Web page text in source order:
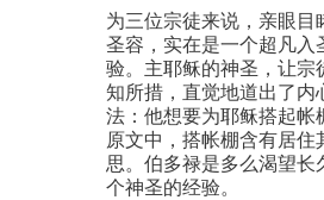
为三位宗徒来说，亲眼目
圣容，实在是一个超凡入
验。主耶稣的神圣，让宗
知所措，直觉地道出了内
法：他想要为耶稣搭起帐
原文中，搭帐棚含有居住
思。伯多禄是多么渴望长
个神圣的经验。